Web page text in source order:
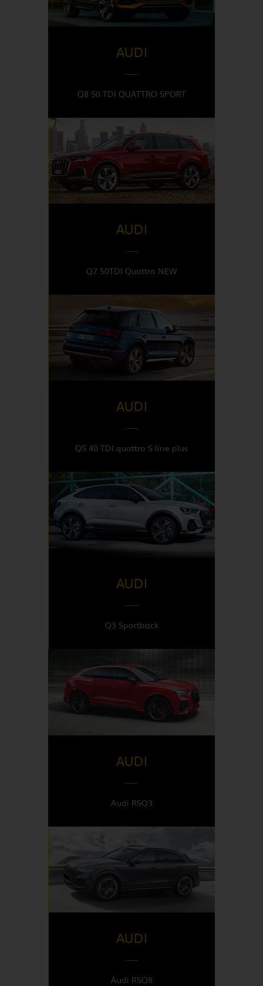
AUDI
Q8 50 TDI QUATTRO SPORT
DISPONIBLE EN
Italy
AUDI
Q7 50TDI Quattro NEW
DISPONIBLE EN
Italy
AUDI
Q5 40 TDI quattro S line plus
DISPONIBLE EN
Italy
AUDI
Q3 Sportback
DISPONIBLE EN
AUDI
Audi RSQ3
DISPONIBLE EN
AUDI
Audi RSQ8